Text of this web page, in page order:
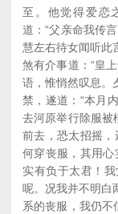
至。他觉得爱恋
道：“父亲命我传
慧左右待女闻听此
煞有介事道：“皇
语，惟悄然叹息。
禁，遂道：“本月
去河原举行除服被
前去，恐太招摇，
何穿丧服，其用心
实有负于太君！
呢。况我并不明白
系的丧服，我仍不